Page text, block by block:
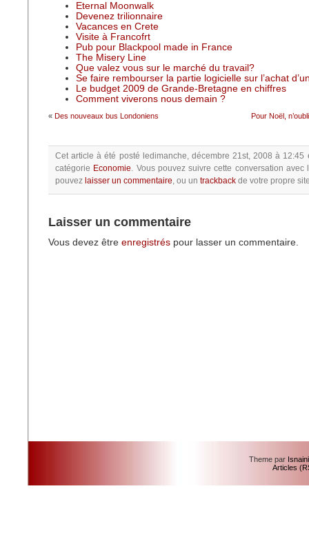
Eternal Moonwalk
Devenez trilionnaire
Vacances en Crete
Visite à Francofrt
Pub pour Blackpool made in France
The Misery Line
Que valez vous sur le marché du travail?
Se faire rembourser la partie logicielle sur l’achat
Le budget 2009 de Grande-Bretagne en chiffres
Comment viverons nous demain ?
« Des nouveaux bus Londoniens Pour Noël,
Cet article à été posté ledimanche, décembre 21st, 2008 à 12:45
catégorie Economie. Vous pouvez suivre cette conversation avec
pouvez laisser un commentaire, ou un trackback de votre propre
Laisser un commentaire
Vous devez être enregistrés pour lasser un commentaire.
Theme par
Articles